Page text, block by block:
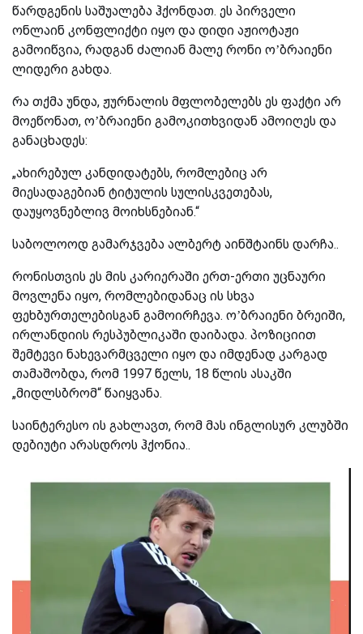
წარდგენის საშუალება ჰქონდათ. ეს პირველი
ონლაინ კონფლიქტი იყო და დიდი აჟიოტაჟი
გამოიწვია, რადგან ძალიან მალე რონი ო’ბრაიენი
ლიდერი გახდა.
რა თქმა უნდა, ჟურნალის მფლობელებს ეს ფაქტი არ
მოეწონათ, ო’ბრაიენი გამოკითხვიდან ამოიღეს და
განაცხადეს:
„ახირებულ კანდიდატებს, რომლებიც არ
მიესადაგებიან ტიტულის სულისკვეთებას,
დაუყოვნებლივ მოიხსნებიან.“
საბოლოოდ გამარჯვება ალბერტ აინშტაინს დარჩა..
რონისთვის ეს მის კარიერაში ერთ-ერთი უცნაური
მოვლენა იყო, რომლებიდანაც ის სხვა
ფეხბურთელებისგან გამოირჩევა. ო’ბრაიენი ბრეიში,
ირლანდიის რესპუბლიკაში დაიბადა. პოზიციით
შემტევი ნახევარმცველი იყო და იმდენად კარგად
თამაშობდა, რომ 1997 წელს, 18 წლის ასაკში
„მიდლსბრომ“ წაიყვანა.
საინტერესო ის გახლავთ, რომ მას ინგლისურ კლუბში
დებიუტი არასდროს ჰქონია..